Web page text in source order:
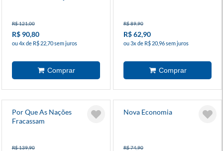
R$ 121,00
R$ 90,80
ou 4x de R$ 22,70 sem juros
R$ 89,90
R$ 62,90
ou 3x de R$ 20,96 sem juros
Por Que As Nações
Fracassam
R$ 139,90
Nova Economia
R$ 74,90